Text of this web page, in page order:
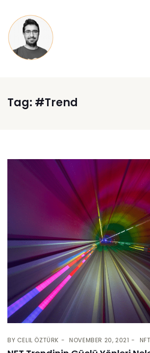
Tag: #Trend
BY CELIL ÖZTÜRK NOVEMBER 20, 2021 NFT